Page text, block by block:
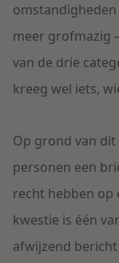
omstandigheden
meer grofmazig
van de drie
kreeg wel iets,
Op grond van dit
personen een
recht hebben op
kwestie is één
afwijzend